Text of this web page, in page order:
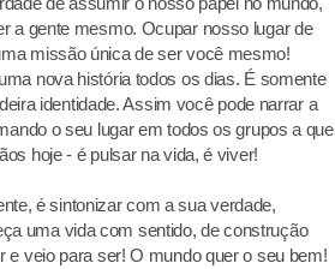
a gente mesmo. Ocupar nosso lugar de
missão única de ser você mesmo!
nova história todos os dias. É somente
identidade. Assim você pode narrar a
o seu lugar em todos os grupos a que
hoje - é pulsar na vida, é viver!
é sintonizar com a sua verdade,
uma vida com sentido, de construção
veio para ser! O mundo quer o seu bem!